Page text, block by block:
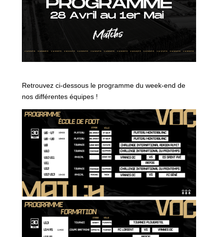
Retrouvez ci-dessous le programme du week-end de
nos différentes équipes !